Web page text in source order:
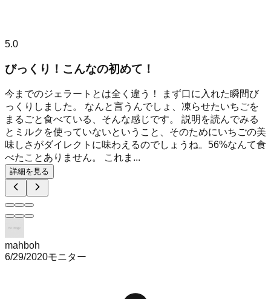
5.0
びっくり！こんなの初めて！
今までのジェラートとは全く違う！ まず口に入れた瞬間び
っくりしました。 なんと言うんでしょ、凍らせたいちごを
まるごと食べている、そんな感じです。 説明を読んでみる
とミルクを使っていないということ、そのためにいちごの美
味しさがダイレクトに味わえるのでしょうね。56%なんて食
べたことありません。 これま...
詳細を見る
mahboh
6/29/2020モニター